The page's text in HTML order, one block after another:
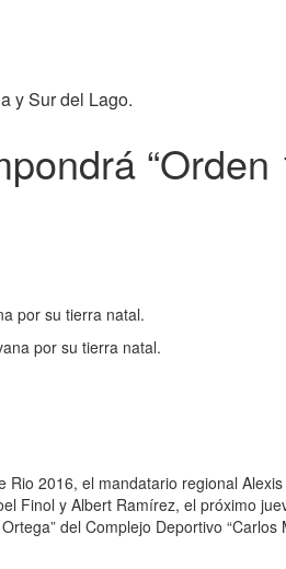
y Sur del Lago.
por su tierra natal.
por su tierra natal.
2016, el mandatario regional
Finol y Albert Ramírez, el próximo
del Complejo Deportivo “Carlos